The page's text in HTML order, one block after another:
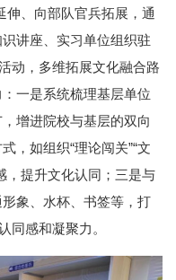
伸、向部队官兵拓展，通
讲座、实习单位组织驻
动，多维拓展文化融合路
一是系统梳理基层单位
增进院校与基层的双向
，如组织“理论闯关”“文
，提升文化认同；三是与
象、水杯、书签等，打
同感和凝聚力。